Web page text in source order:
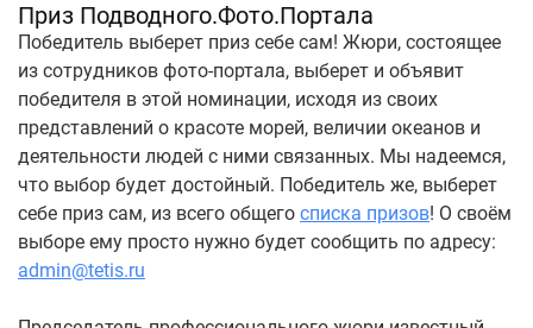
Приз Подводного.Фото.Портала
Победитель выберет приз себе сам! Жюри, состоящее
из сотрудников фото-портала, выберет и объявит
победителя в этой номинации, исходя из своих
представлений о красоте морей, величии океанов и
деятельности людей с ними связанных. Мы надеемся,
что выбор будет достойный. Победитель же, выберет
себе приз сам, из всего общего списка призов! О своём
выборе ему просто нужно будет сообщить по адресу:
admin@tetis.ru